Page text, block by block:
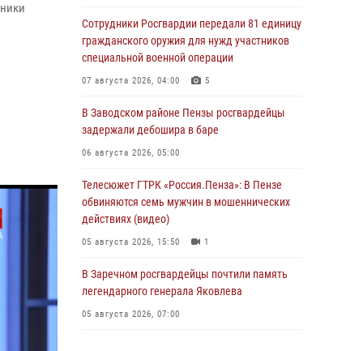
Сотрудники Росгвардии передали 81 единицу
гражданского оружия для нужд участников
специальной военной операции
07 августа 2026, 04:00 5
В Заводском районе Пензы росгвардейцы
задержали дебошира в баре
06 августа 2026, 05:00
Телесюжет ГТРК «Россия.Пенза»: В Пензе
обвиняются семь мужчин в мошеннических
действиях (видео)
05 августа 2026, 15:50 1
В Заречном росгвардейцы почтили память
легендарного генерала Яковлева
05 августа 2026, 07:00